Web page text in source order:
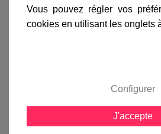
livraison
gamme complète
Lampadaire
-Roger Pradier
Lelampadaire Boule (Moon)
Vous pouvez régler vos
cookies en utilisant les onglets
Configurer
J'accepte